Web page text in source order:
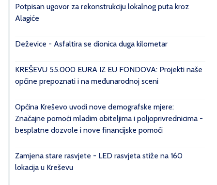
Potpisan ugovor za rekonstrukciju lokalnog puta kroz
Alagiće
Deževice - Asfaltira se dionica duga kilometar
KREŠEVU 55.000 EURA IZ EU FONDOVA: Projekti naše
općine prepoznati i na međunarodnoj sceni
Općina Kreševo uvodi nove demografske mjere:
Značajne pomoći mladim obiteljima i poljoprivrednicima -
besplatne dozvole i nove financijske pomoći
Zamjena stare rasvjete - LED rasvjeta stiže na 160
lokacija u Kreševu